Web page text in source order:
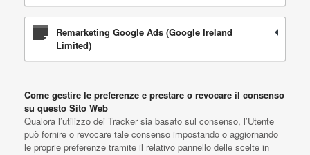
Remarketing Google Ads (Google Ireland
Limited)
Come gestire le preferenze e prestare o revocare il consenso
su questo Sito Web
Qualora l’utilizzo dei Tracker sia basato sul consenso, l’Utente
può fornire o revocare tale consenso impostando o aggiornando
le proprie preferenze tramite il relativo pannello delle scelte in